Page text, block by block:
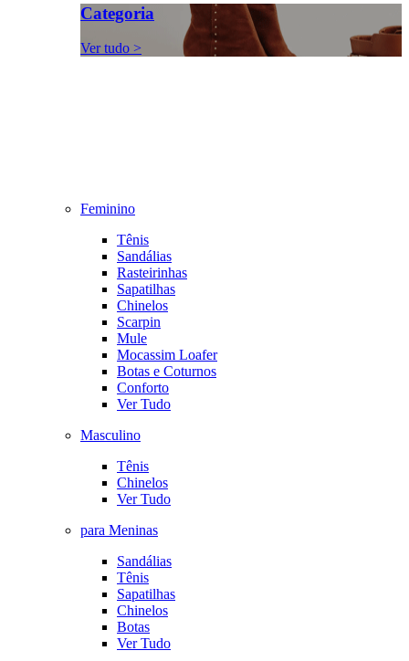
Categoria
Ver tudo >
Feminino
Tênis
Sandálias
Rasteirinhas
Sapatilhas
Chinelos
Scarpin
Mule
Mocassim Loafer
Botas e Coturnos
Conforto
Ver Tudo
Masculino
Tênis
Chinelos
Ver Tudo
para Meninas
Sandálias
Tênis
Sapatilhas
Chinelos
Botas
Ver Tudo